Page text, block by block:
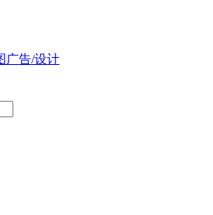
广告/设计